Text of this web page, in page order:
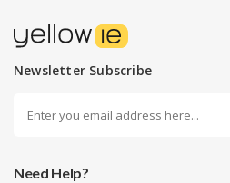
Newsletter Subscribe
Need Help?